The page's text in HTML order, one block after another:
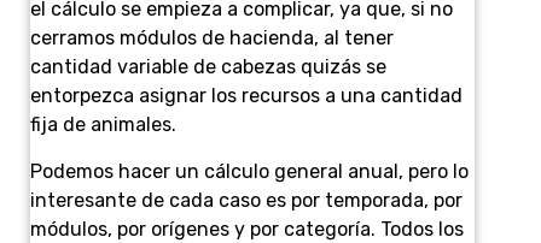
el cálculo se empieza a complicar, ya que, si no
cerramos módulos de hacienda, al tener
cantidad variable de cabezas quizás se
entorpezca asignar los recursos a una cantidad
fija de animales.
Podemos hacer un cálculo general anual, pero lo
interesante de cada caso es por temporada, por
módulos, por orígenes y por categoría. Todos los